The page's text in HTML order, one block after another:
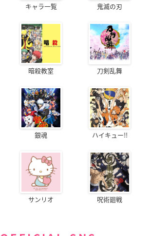
キャラ一覧 鬼滅の刃
暗殺教室 刀剣乱舞
銀魂 ハイキュー!!
サンリオ 呪術廻戦